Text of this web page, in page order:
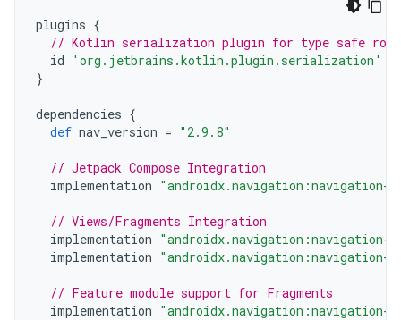
plugins {
// Kotlin serialization plugin for type safe
id
'org.jetbrains.kotlin.plugin.serialization'
}
dependencies {
def nav_version = "2.9.8"
// Jetpack Compose Integration
implementation "androidx.navigation:navigation-
// Views/Fragments Integration
implementation "androidx.navigation:navigation-
implementation "androidx.navigation:navigation-
// Feature module support for Fragments
implementation "androidx.navigation:navigation-